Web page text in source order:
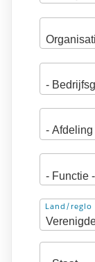
Adres
Land/regio